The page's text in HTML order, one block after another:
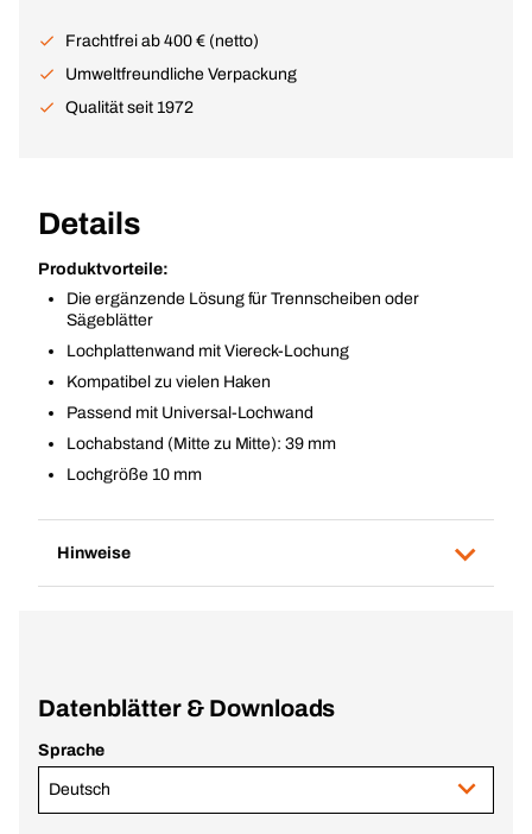
Frachtfrei ab 400 € (netto)
Umweltfreundliche Verpackung
Qualität seit 1972
Details
Produktvorteile:
Die ergänzende Lösung für Trennscheiben oder
Sägeblätter
Lochplattenwand mit Viereck-Lochung
Kompatibel zu vielen Haken
Passend mit Universal-Lochwand
Lochabstand (Mitte zu Mitte): 39 mm
Lochgröße 10 mm
Hinweise
Datenblätter & Downloads
Sprache
Deutsch